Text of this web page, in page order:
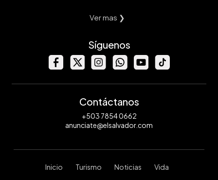
Ver mas ❯
Síguenos
Contáctanos
+503 7854 0662
anunciate@elsalvador.com
Inicio Turismo Noticias Vida